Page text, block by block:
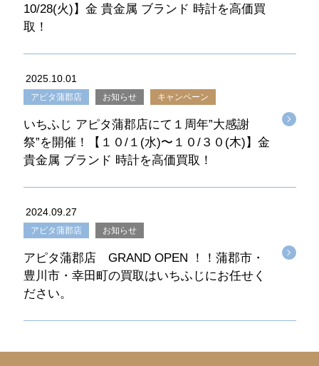
10/28(火)】金 貴金属 ブランド 時計を高価買
取！
2025.10.01
アピタ蒲郡店 お知らせ キャンペーン
いちふじ アピタ蒲郡店にて１周年”大感謝
祭”を開催！【１０/１(水)〜１０/３０(木)】金
貴金属 ブランド 時計を高価買取！
2024.09.27
アピタ蒲郡店 お知らせ
アピタ蒲郡店 GRAND OPEN ！！蒲郡市・
豊川市・幸田町の買取はいちふじにお任せく
ださい。